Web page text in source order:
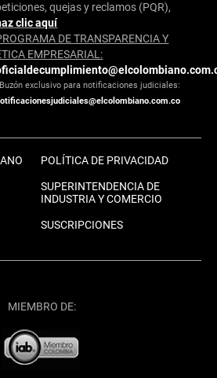
quejas y reclamos (PQR),
clic aquí
DE TRANSPARENCIA Y
EMPRESARIAL:
exclusivo para notificaciones judiciales:
POLÍTICA DE PRIVACIDAD
SUPERINTENDENCIA DE
INDUSTRIA Y COMERCIO
SUSCRIPCIONES
MIEMBRO DE: